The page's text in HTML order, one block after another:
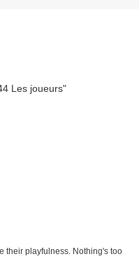
their playfulness. Nothing's too